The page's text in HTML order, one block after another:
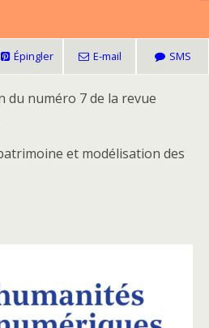
Épingler E-mail SMS
du numéro 7 de la revue
et modélisation des